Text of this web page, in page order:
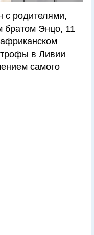
с родителями,
братом Энцо, 11
в Ливии
самого